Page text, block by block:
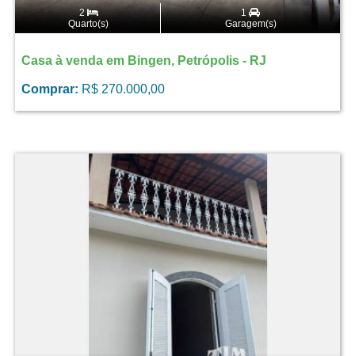
2
Quarto(s)
1
Garagem(s)
Casa à venda em Bingen, Petrópolis - RJ
Comprar: R$ 270.000,00